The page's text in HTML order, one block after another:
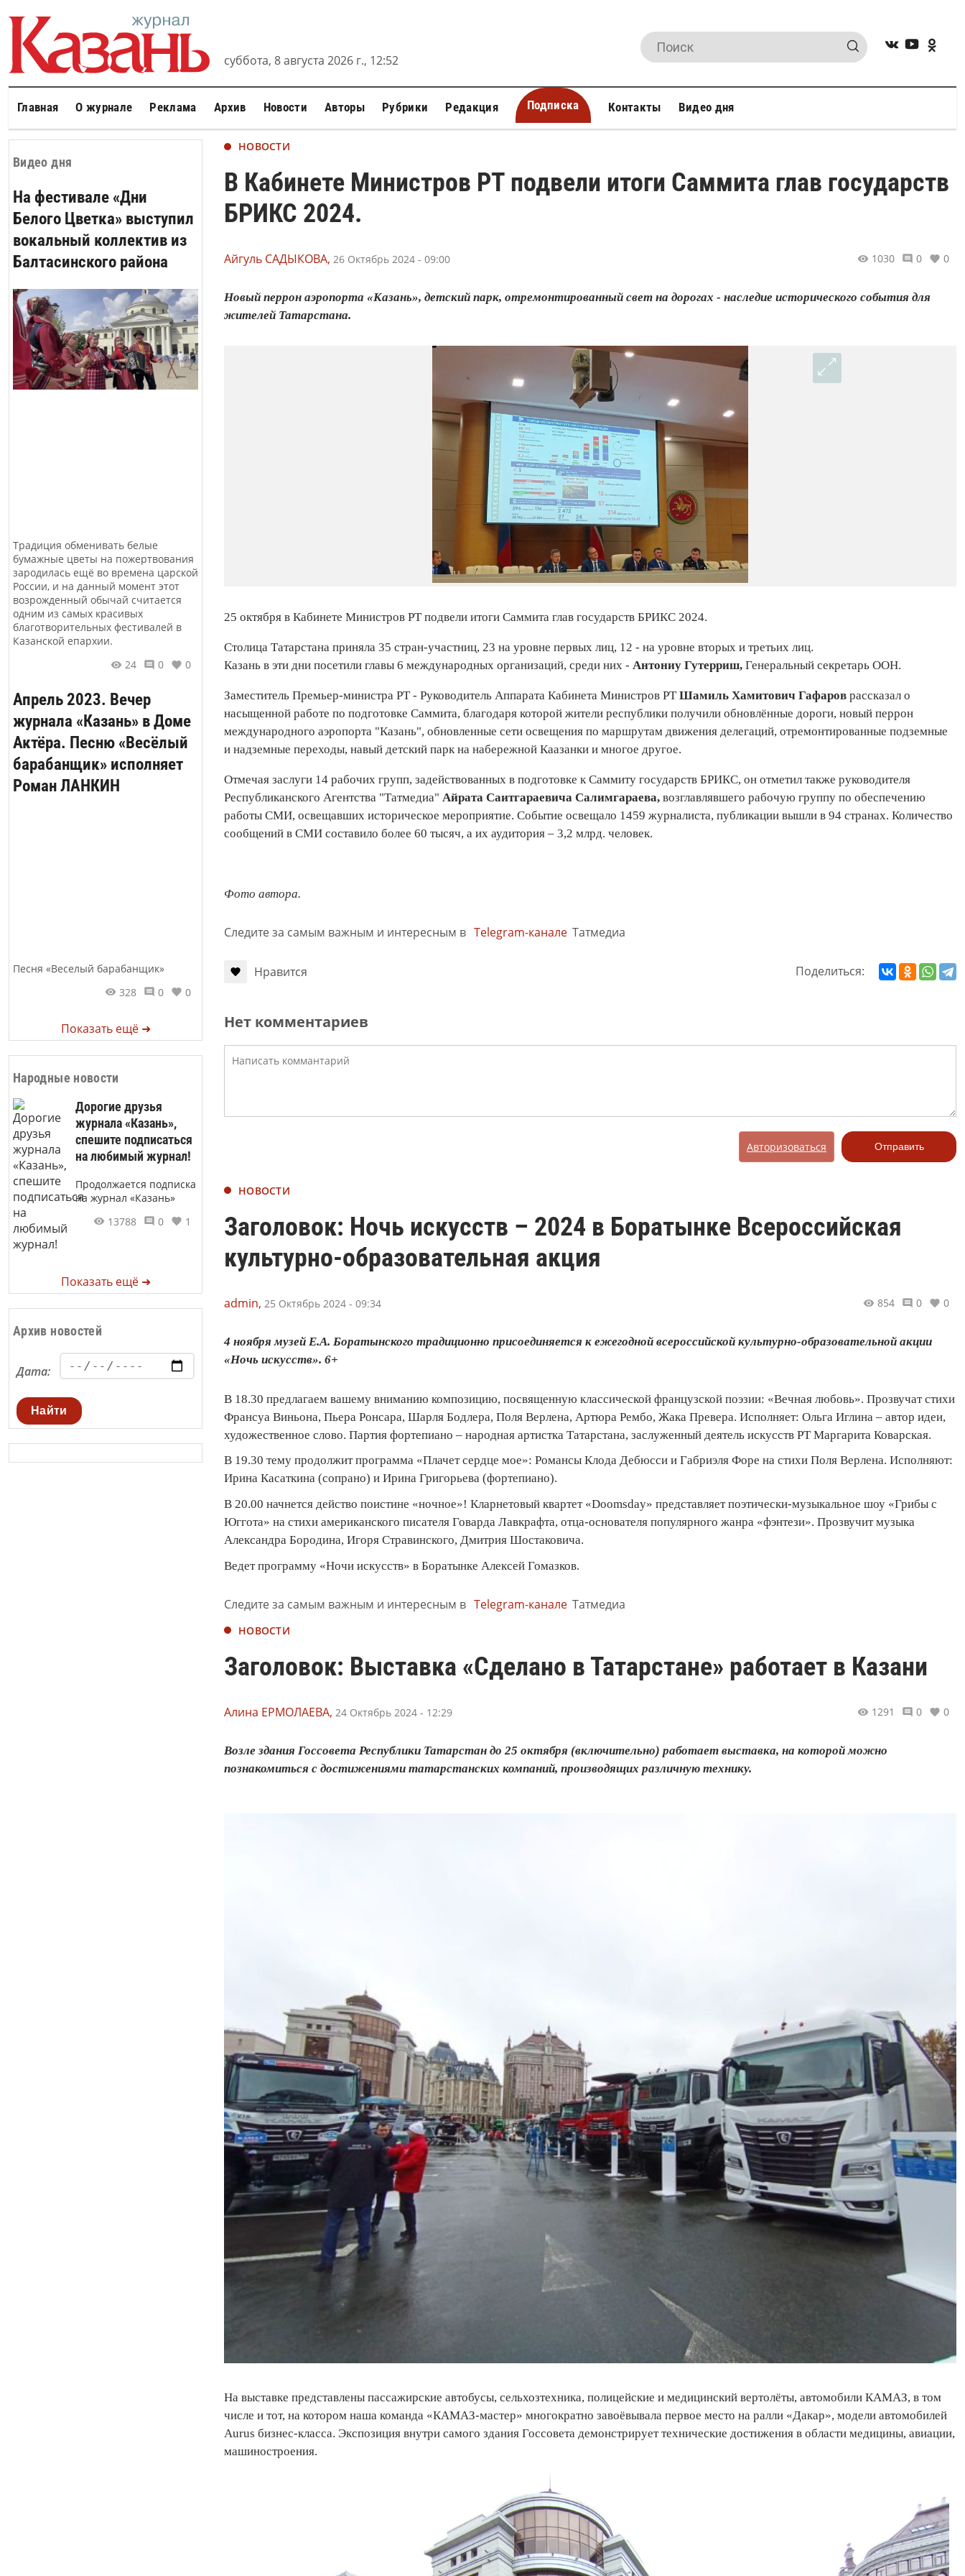
суббота, 8 августа 2026 г., 12:53
Главная О журнале Реклама Архив Новости Авторы Рубрики Редакция Подписка Контакты Видео дня
Видео дня
На фестивале «Дни
Белого Цветка» выступил
вокальный коллектив из
Балтасинского района
Традиция обменивать белые
бумажные цветы на пожертвования
зародилась ещё во времена царской
России, и на данный момент этот
возрожденный обычай считается
одним из самых красивых
благотворительных фестивалей в
Казанской епархии.
24
0 0
Апрель 2023. Вечер
журнала «Казань» в Доме
Актёра. Песню «Весёлый
барабанщик» исполняет
Роман ЛАНКИН
Песня «Веселый барабанщик»
328
0 0
Показать ещё ➜
Народные новости
Дорогие друзья
журнала «Казань»,
спешите подписаться
на любимый журнал!
Продолжается подписка
на журнал «Казань»
13788
0 1
Показать ещё ➜
Архив новостей
Дата:
Найти
НОВОСТИ
В Кабинете Министров РТ подвели итоги Саммита глав государств
БРИКС 2024.
Айгуль САДЫКОВА, 26 Октябрь 2024 - 09:00 1030 0 0
Новый перрон аэропорта «Казань», детский парк, отремонтированный свет на дорогах - наследие исторического события для
жителей Татарстана.
25 октября в Кабинете Министров РТ подвели итоги Саммита глав государств БРИКС 2024.
Столица Татарстана приняла 35 стран-участниц, 23 на уровне первых лиц, 12 - на уровне вторых и третьих лиц.
Казань в эти дни посетили главы 6 международных организаций, среди них - Антониу Гутерриш, Генеральный секретарь ООН.
Заместитель Премьер-министра РТ - Руководитель Аппарата Кабинета Министров РТ Шамиль Хамитович Гафаров рассказал о
насыщенной работе по подготовке Саммита, благодаря которой жители республики получили обновлённые дороги, новый перрон
международного аэропорта "Казань", обновленные сети освещения по маршрутам движения делегаций, отремонтированные подземные
и надземные переходы, навый детский парк на набережной Каазанки и многое другое.
Отмечая заслуги 14 рабочих групп, задействованных в подготовке к Саммиту государств БРИКС, он отметил также руководителя
Республиканского Агентства "Татмедиа" Айрата Саитгараевича Салимгараева, возглавлявшего рабочую группу по обеспечению
работы СМИ, освещавших историческое мероприятие. Событие освещало 1459 журналиста, публикации вышли в 94 странах. Количество
сообщений в СМИ составило более 60 тысяч, а их аудитория – 3,2 млрд. человек.
Фото автора.
Следите за самым важным и интересным в Telegram-канале Татмедиа
Нравится Поделиться:
Нет комментариев
Авторизоваться Отправить
НОВОСТИ
Заголовок: Ночь искусств – 2024 в Боратынке Всероссийская
культурно-образовательная акция
admin, 25 Октябрь 2024 - 09:34 854 0 0
4 ноября музей Е.А. Боратынского традиционно присоединяется к ежегодной всероссийской культурно-образовательной акции
«Ночь искусств». 6+
В 18.30 предлагаем вашему вниманию композицию, посвященную классической французской поэзии: «Вечная любовь». Прозвучат стихи
Франсуа Виньона, Пьера Ронсара, Шарля Бодлера, Поля Верлена, Артюра Рембо, Жака Превера. Исполняет: Ольга Иглина – автор идеи,
художественное слово. Партия фортепиано – народная артистка Татарстана, заслуженный деятель искусств РТ Маргарита Коварская.
В 19.30 тему продолжит программа «Плачет сердце мое»: Романсы Клода Дебюсси и Габриэля Форе на стихи Поля Верлена. Исполняют:
Ирина Касаткина (сопрано) и Ирина Григорьева (фортепиано).
В 20.00 начнется действо поистине «ночное»! Кларнетовый квартет «Doomsday» представляет поэтически-музыкальное шоу «Грибы с
Юггота» на стихи американского писателя Говарда Лавкрафта, отца-основателя популярного жанра «фэнтези». Прозвучит музыка
Александра Бородина, Игоря Стравинского, Дмитрия Шостаковича.
Ведет программу «Ночи искусств» в Боратынке Алексей Гомазков.
Следите за самым важным и интересным в Telegram-канале Татмедиа
НОВОСТИ
Заголовок: Выставка «Сделано в Татарстане» работает в Казани
Алина ЕРМОЛАЕВА, 24 Октябрь 2024 - 12:29 1291 0 0
Возле здания Госсовета Республики Татарстан до 25 октября (включительно) работает выставка, на которой можно
познакомиться с достижениями татарстанских компаний, производящих различную технику.
На выставке представлены пассажирские автобусы, сельхозтехника, полицейские и медицинский вертолёты, автомобили КАМАЗ, в том
числе и тот, на котором наша команда «КАМАЗ-мастер» многократно завоёвывала первое место на ралли «Дакар», модели автомобилей
Aurus бизнес-класса. Экспозиция внутри самого здания Госсовета демонстрирует технические достижения в области медицины, авиации,
машиностроения.